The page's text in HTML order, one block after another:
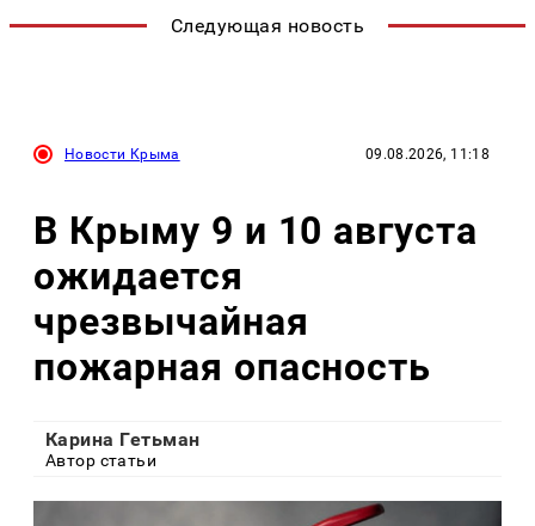
Следующая новость
Новости Крыма 09.08.2026, 11:18
В Крыму 9 и 10 августа
ожидается
чрезвычайная
пожарная опасность
Карина Гетьман
Автор статьи